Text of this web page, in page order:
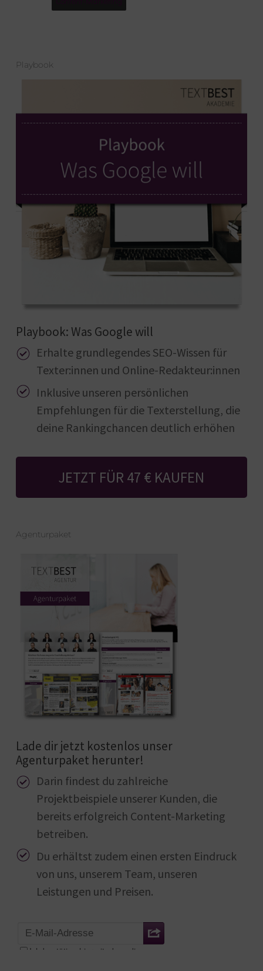
Playbook
Playbook: Was Google will
Erhalte grundlegendes SEO-Wissen für
Texter:innen und Online-Redakteur:innen
Inklusive unseren persönlichen
Empfehlungen für die Texterstellung, die
deine Rankingchancen deutlich erhöhen
JETZT FÜR 47 € KAUFEN
Agenturpaket
Lade dir jetzt kostenlos unser
Agenturpaket herunter!
Darin findest du zahlreiche
Projektbeispiele unserer Kunden, die
bereits erfolgreich Content-Marketing
betreiben.
Du erhältst zudem einen ersten Eindruck
von uns, unserem Team, unseren
Leistungen und Preisen.